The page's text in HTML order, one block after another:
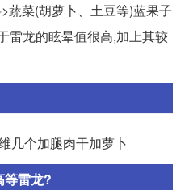
蔬菜(胡萝卜、土豆等)蓝果子
雷龙的眩晕值很高,加上其较
几个加腿肉干加萝卜
等雷龙?